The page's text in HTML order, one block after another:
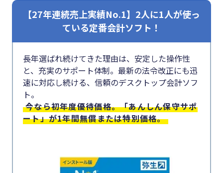
【27年連続売上実績No.1】2人に1人が使っ
ている定番会計ソフト！
長年選ばれ続けてきた理由は、安定した操作性
と、充実のサポート体制。最新の法令改正にも迅
速に対応し続ける、信頼のデスクトップ会計ソフ
ト。
今なら初年度優待価格。「あんしん保守サポ
ート」が1年間無償または特別価格。